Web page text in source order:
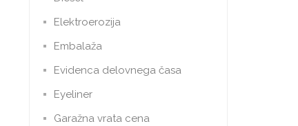
Elektroerozija
Embalaža
Evidenca delovnega časa
Eyeliner
Garažna vrata cena